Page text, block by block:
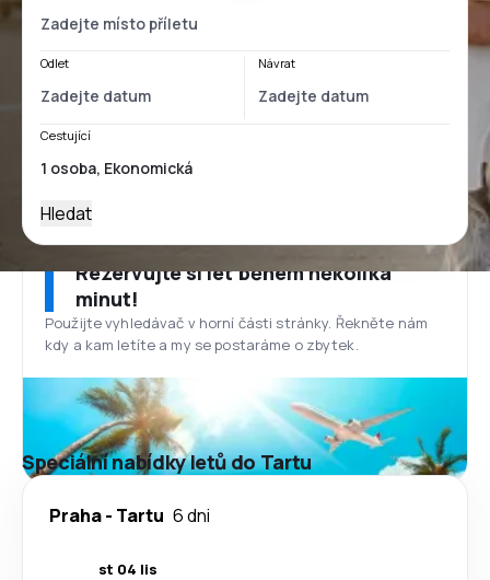
Odlet Návrat
Cestující
Hledat
Rezervujte si let během několika
minut!
Použijte vyhledávač v horní části stránky. Řekněte nám
kdy a kam letíte a my se postaráme o zbytek.
Speciální nabídky letů do Tartu
Praha- Tartu 6 dni
st 04 lis